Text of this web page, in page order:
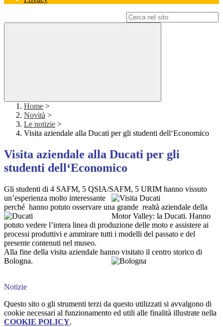
Home >
Novità >
Le notizie >
Visita aziendale alla Ducati per gli studenti dell‘Economico
Visita aziendale alla Ducati per gli
studenti dell‘Economico
Gli studenti di 4 SAFM, 5 QSIA/SAFM, 5 URIM hanno vissuto
un’esperienza molto interessante
perché hanno potuto osservare una grande realtà aziendale della
Motor Valley: la Ducati. Hanno
potuto vedere l’intera linea di produzione delle moto e assistere ai
processi produttivi e ammirare tutti i modelli del passato e del
presente contenuti nel museo.
Alla fine della visita aziendale hanno visitato il centro storico di
Bologna.
Notizie
Questo sito o gli strumenti terzi da questo utilizzati si avvalgono di
cookie necessari al funzionamento ed utili alle finalità illustrate nella
COOKIE POLICY.